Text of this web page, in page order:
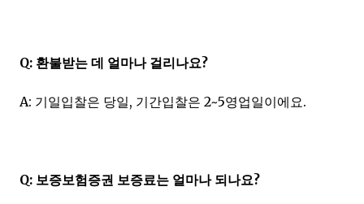
Q: 환불받는 데 얼마나 걸리나요?
A: 기일입찰은 당일, 기간입찰은 2~5영업일이에요.
Q: 보증보험증권 보증료는 얼마나 되나요?